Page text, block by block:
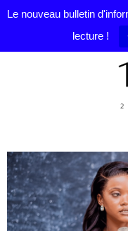
Le nouveau bulletin
lecture !